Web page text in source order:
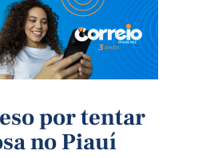
por tentar
no Piauí